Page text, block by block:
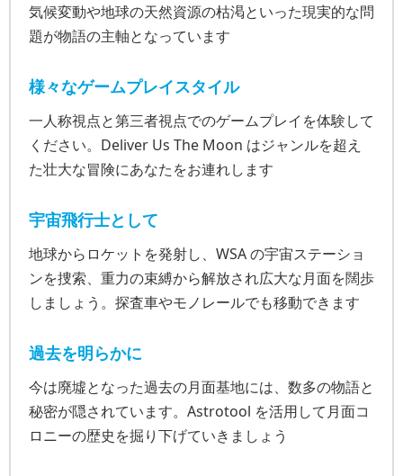
気候変動や地球の天然資源の枯渇といった現実的な問
題が物語の主軸となっています
様々なゲームプレイスタイル
一人称視点と第三者視点でのゲームプレイを体験して
ください。Deliver Us The Moon はジャンルを超え
た壮大な冒険にあなたをお連れします
宇宙飛行士として
地球からロケットを発射し、WSA の宇宙ステーショ
ンを捜索、重力の束縛から解放され広大な月面を闊歩
しましょう。探査車やモノレールでも移動できます
過去を明らかに
今は廃墟となった過去の月面基地には、数多の物語と
秘密が隠されています。Astrotool を活用して月面コ
ロニーの歴史を掘り下げていきましょう